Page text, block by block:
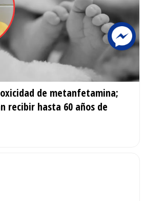
de metanfetamina;
recibir hasta 60 años de